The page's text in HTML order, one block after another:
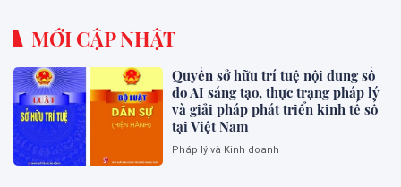
MỚI CẬP NHẬT
Quyền sở hữu trí tuệ nội dung số
do AI sáng tạo, thực trạng pháp lý
và giải pháp phát triển kinh tế số
tại Việt Nam
Pháp lý và Kinh doanh